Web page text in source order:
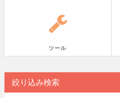
ツール
絞り込み検索